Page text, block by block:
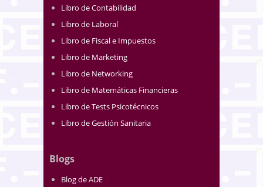
Libro de Contabilidad
Libro de Laboral
Libro de Fiscal e Impuestos
Libro de Marketing
Libro de Networking
Libro de Matemáticas Financieras
Libro de Tests Psicotécnicos
Libro de Gestión Sanitaria
Blogs
Blog de ADE